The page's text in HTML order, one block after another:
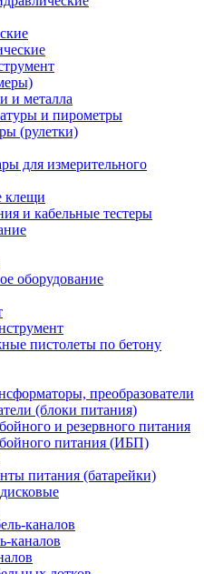
и металла
и пирометры
(рулетки)
для измерительного
клещи
и кабельные тестеры
оборудование
пистолеты по бетону
преобразователи
(блоки питания)
и резервного питания
питания (ИБП)
питания (батарейки)
каналов
каналов